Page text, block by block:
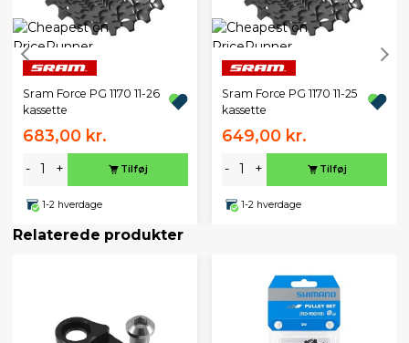
Sram Force PG 1170 11-26
kassette
683,00 kr.
- + Tilføj
1-2 hverdage
Sram Force PG 1170 11-25
kassette
649,00 kr.
- + Tilføj
1-2 hverdage
Relaterede produkter